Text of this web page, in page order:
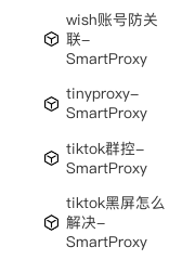
wish账号防关
联-
SmartProxy
tinyproxy-
SmartProxy
tiktok群控-
SmartProxy
tiktok黑屏怎么
解决-
SmartProxy